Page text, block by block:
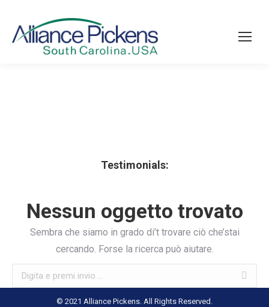
Testimonials:
Nessun oggetto trovato
Sembra che siamo in grado di’t trovare ciò che’stai
cercando. Forse la ricerca può aiutare.
Search:
© 2021 Alliance Pickens. All Rights Reserved.